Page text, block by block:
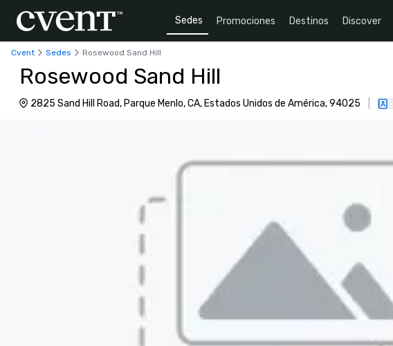
Sedes Promociones Destinos Discover
Cvent Sedes Rosewood Sand Hill
Rosewood Sand Hill
2825 Sand Hill Road, Parque Menlo, CA, Estados Unidos de América, 94025